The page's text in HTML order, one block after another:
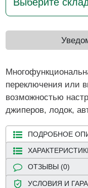
переключения или
возможностью
джиперов, лодок,
ПОДРОБНОЕ
ОТЗЫВЫ (0)
УСЛОВИЯ И